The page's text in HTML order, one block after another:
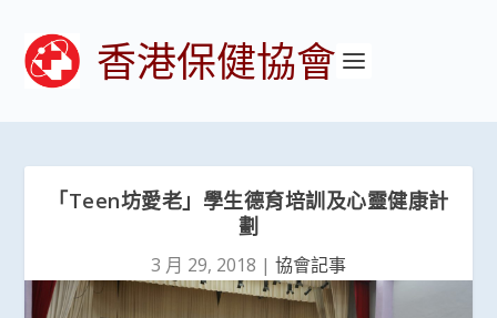
香港保健協會
「Teen坊愛老」學生德育培訓及心靈健康計
劃
3 月 29, 2018 | 協會記事